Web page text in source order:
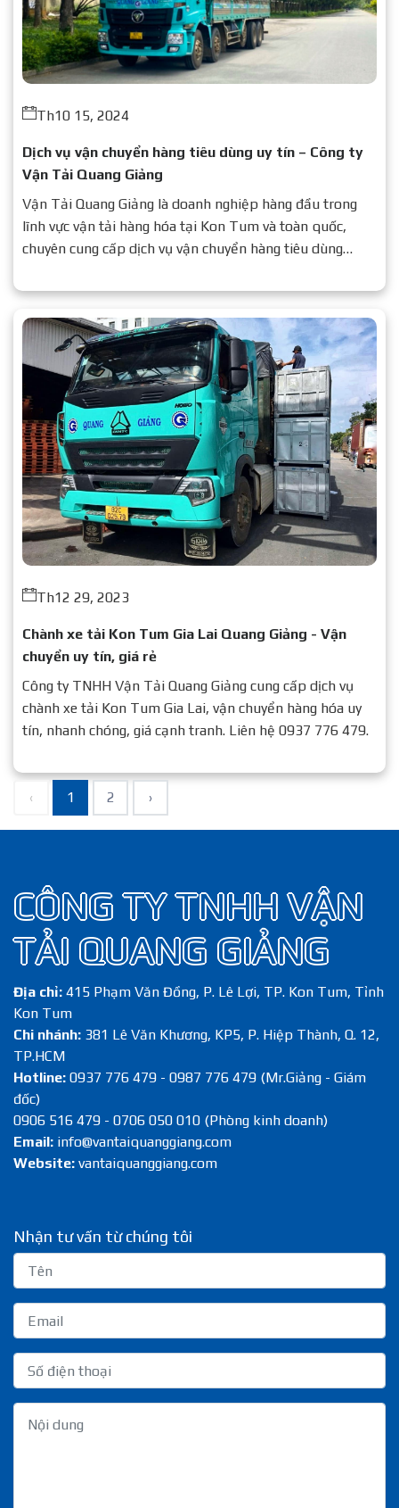
Th10 15, 2024
Dịch vụ vận chuyển hàng tiêu dùng uy tín – Công ty
Vận Tải Quang Giảng
Vận Tải Quang Giảng là doanh nghiệp hàng đầu trong
lĩnh vực vận tải hàng hóa tại Kon Tum và toàn quốc,
chuyên cung cấp dịch vụ vận chuyển hàng tiêu dùng
Th12 29, 2023
Chành xe tải Kon Tum Gia Lai Quang Giảng - Vận
chuyển uy tín, giá rẻ
Công ty TNHH Vận Tải Quang Giảng cung cấp dịch vụ
chành xe tải Kon Tum Gia Lai, vận chuyển hàng hóa uy
tín, nhanh chóng, giá cạnh tranh. Liên hệ 0937 776 479.
‹ 1 2 ›
CÔNG TY TNHH VẬN
TẢI QUANG GIẢNG
Địa chỉ: 415 Phạm Văn Đồng, P. Lê Lợi, TP. Kon Tum, Tỉnh
Kon Tum
Chi nhánh: 381 Lê Văn Khương, KP5, P. Hiệp Thành, Q. 12,
TP.HCM
Hotline: 0937 776 479 - 0987 776 479 (Mr.Giảng - Giám
đốc)
0906 516 479 - 0706 050 010 (Phòng kinh doanh)
Email: info@vantaiquanggiang.com
Website: vantaiquanggiang.com
Nhận tư vấn từ chúng tôi